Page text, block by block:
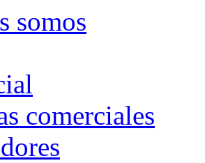
somos
comerciales